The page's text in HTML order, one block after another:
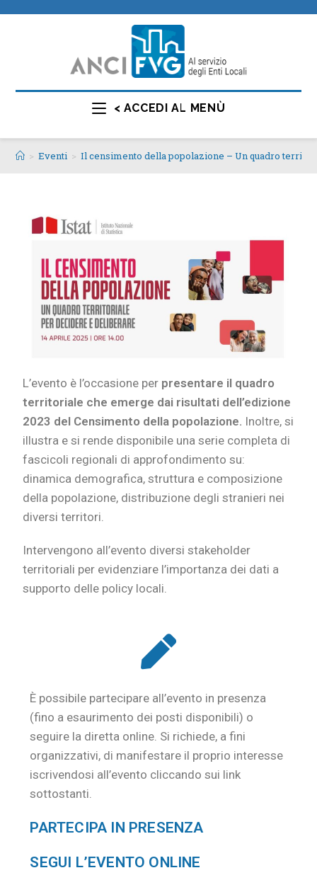
< ACCEDI AL MENÙ
> Eventi > Il censimento della popolazione – Un quadro
L’evento è l’occasione per presentare il quadro
territoriale che emerge dai risultati dell’edizione
2023 del Censimento della popolazione. Inoltre, si
illustra e si rende disponibile una serie completa di
fascicoli regionali di approfondimento su:
dinamica demografica, struttura e composizione
della popolazione, distribuzione degli stranieri nei
diversi territori.
Intervengono all’evento diversi stakeholder
territoriali per evidenziare l’importanza dei dati a
supporto delle policy locali.
È possibile partecipare all’evento in presenza
(fino a esaurimento dei posti disponibili) o
seguire la diretta online. Si richiede, a fini
organizzativi, di manifestare il proprio interesse
iscrivendosi all’evento cliccando sui link
sottostanti.
PARTECIPA IN PRESENZA
SEGUI L’EVENTO ONLINE